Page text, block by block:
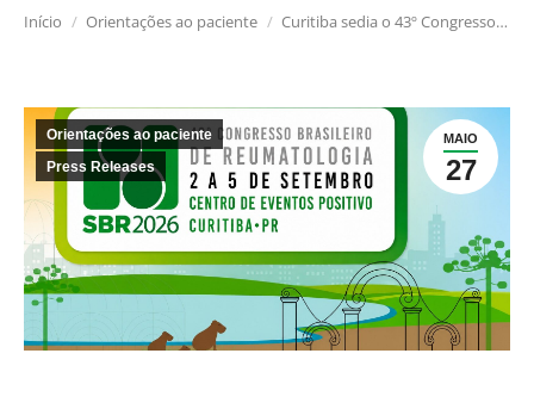
Você está aqui:
Início Orientações ao paciente Curitiba sedia o 43º Congresso…
MAIO
27
Orientações ao paciente
Press Releases